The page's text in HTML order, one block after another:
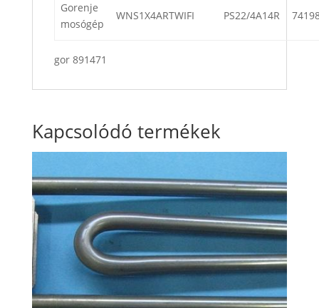
Gorenje
mosógép
WNS1X4ARTWIFI PS22/4A14R
gor 891471
Kapcsolódó termékek